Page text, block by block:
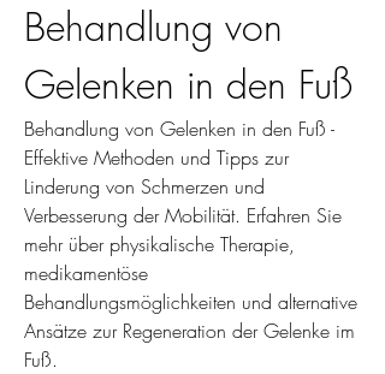
Behandlung von
Gelenken in den Fuß
Behandlung von Gelenken in den Fuß -
Effektive Methoden und Tipps zur
Linderung von Schmerzen und
Verbesserung der Mobilität. Erfahren Sie
mehr über physikalische Therapie,
medikamentöse
Behandlungsmöglichkeiten und alternative
Ansätze zur Regeneration der Gelenke im
Fuß.